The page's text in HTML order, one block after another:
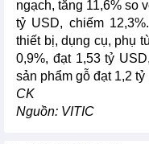
ngạch, tăng 11,6% so
tỷ USD, chiếm
thiết bị, dụng cụ, phụ
0,9%, đạt 1,53 tỷ
sản phẩm gỗ đạt 1,2
CK
Nguồn: VITIC